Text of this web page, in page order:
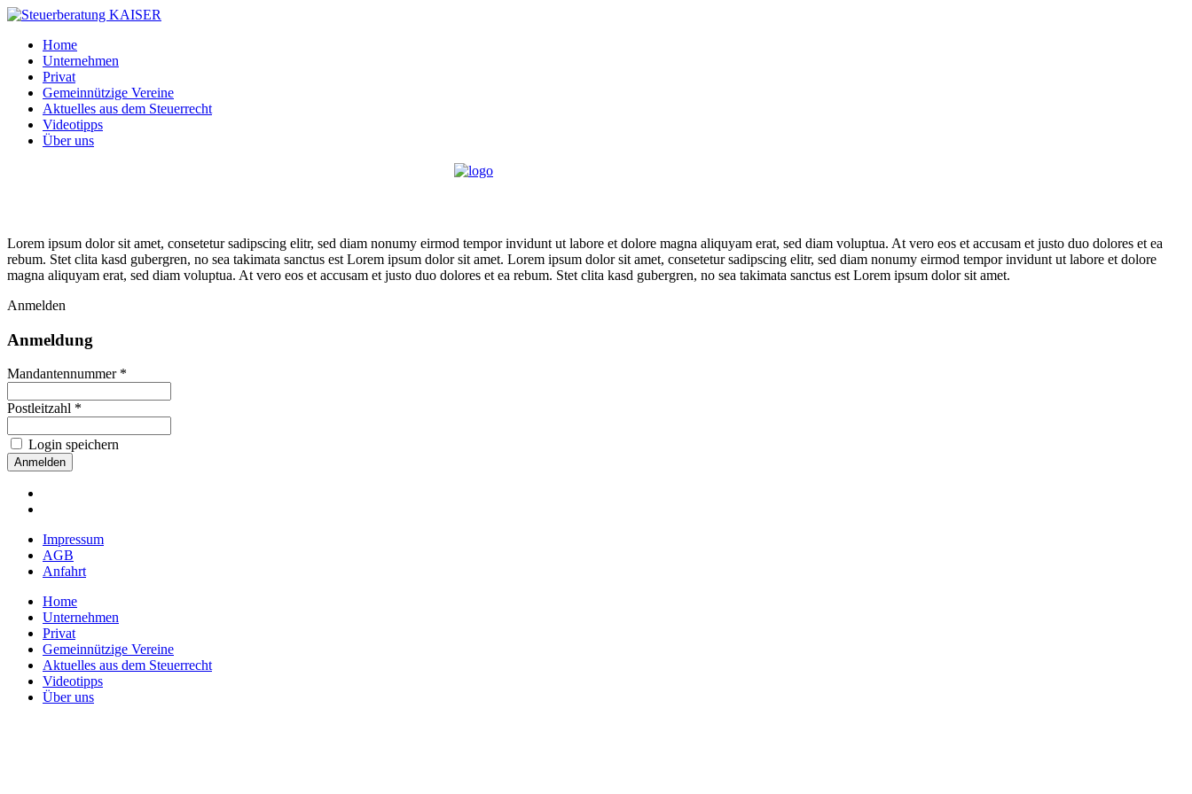
Home
Unternehmen
Privat
Gemeinnützige Vereine
Aktuelles aus dem Steuerrecht
Videotipps
Über uns
Lorem ipsum dolor sit amet, consetetur sadipscing elitr, sed diam nonumy eirmod tempor invidunt ut labore et dolore magna aliquyam erat, sed diam voluptua. At vero eos et accusam et justo duo dolores et ea
rebum. Stet clita kasd gubergren, no sea takimata sanctus est Lorem ipsum dolor sit amet. Lorem ipsum dolor sit amet, consetetur sadipscing elitr, sed diam nonumy eirmod tempor invidunt ut labore et dolore
magna aliquyam erat, sed diam voluptua. At vero eos et accusam et justo duo dolores et ea rebum. Stet clita kasd gubergren, no sea takimata sanctus est Lorem ipsum dolor sit amet.
Anmelden
Anmeldung
Mandantennummer *
Postleitzahl *
Login speichern
Impressum
AGB
Anfahrt
Home
Unternehmen
Privat
Gemeinnützige Vereine
Aktuelles aus dem Steuerrecht
Videotipps
Über uns